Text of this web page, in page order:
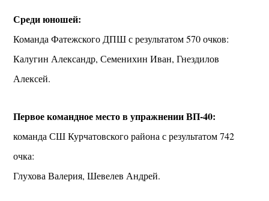
Среди юношей:
Команда Фатежского ДПШ с результатом 570 очков:
Калугин Александр, Семенихин Иван, Гнездилов
Алексей.
Первое командное место в упражнении ВП-40:
команда СШ Курчатовского района с результатом 742
очка:
Глухова Валерия, Шевелев Андрей.